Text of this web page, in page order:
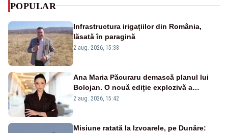
POPULAR
Infrastructura irigațiilor din România,
lăsată în paragină
2 aug. 2026, 15:38
Ana Maria Păcuraru demască planul lui
Bolojan. O nouă ediție explozivă a
emisiunii „Miza Zilei” la Realitatea PLUS
2 aug. 2026, 15:42
Misiune ratată la Izvoarele, pe Dunăre: